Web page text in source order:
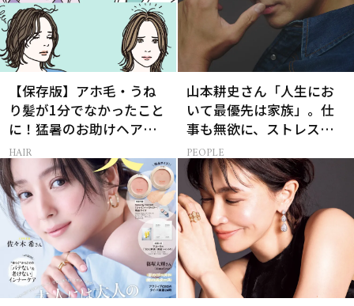
【保存版】アホ毛・うね
り髪が1分でなかったこと
に！猛暑のお助けヘアア
イテム16選
HAIR
山本耕史さん「人生にお
いて最優先は家族」。仕
事も無欲に、ストレスを
溜めない生き方
PEOPLE